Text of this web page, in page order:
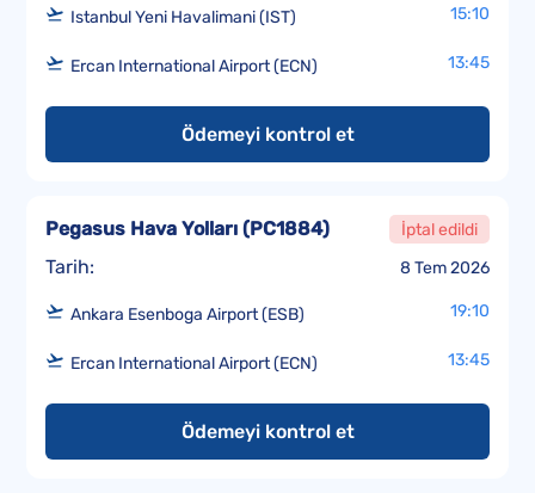
Istanbul Yeni Havalimani (IST) 15:10
Ercan International Airport (ECN) 13:45
Ödemeyi kontrol et
Tarih: 8 Tem 2026
Pegasus Hava Yolları (PC1884) İptal edildi
Ankara Esenboga Airport (ESB) 19:10
Ercan International Airport (ECN) 13:45
Ödemeyi kontrol et